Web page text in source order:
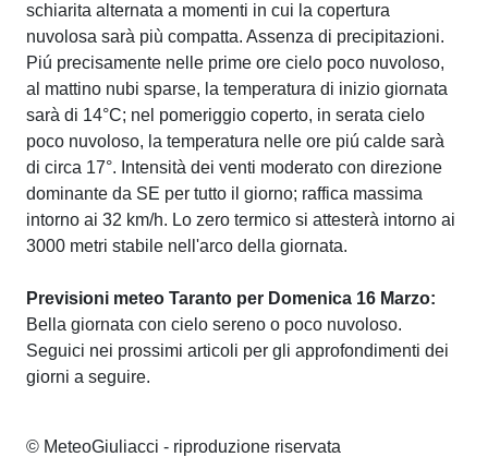
schiarita alternata a momenti in cui la copertura
nuvolosa sarà più compatta. Assenza di precipitazioni.
Piú precisamente nelle prime ore cielo poco nuvoloso,
al mattino nubi sparse, la temperatura di inizio giornata
sarà di 14°C; nel pomeriggio coperto, in serata cielo
poco nuvoloso, la temperatura nelle ore piú calde sarà
di circa 17°. Intensità dei venti moderato con direzione
dominante da SE per tutto il giorno; raffica massima
intorno ai 32 km/h. Lo zero termico si attesterà intorno ai
3000 metri stabile nell'arco della giornata.
Previsioni meteo Taranto per Domenica 16 Marzo:
Bella giornata con cielo sereno o poco nuvoloso.
Seguici nei prossimi articoli per gli approfondimenti dei
giorni a seguire.
© MeteoGiuliacci - riproduzione riservata